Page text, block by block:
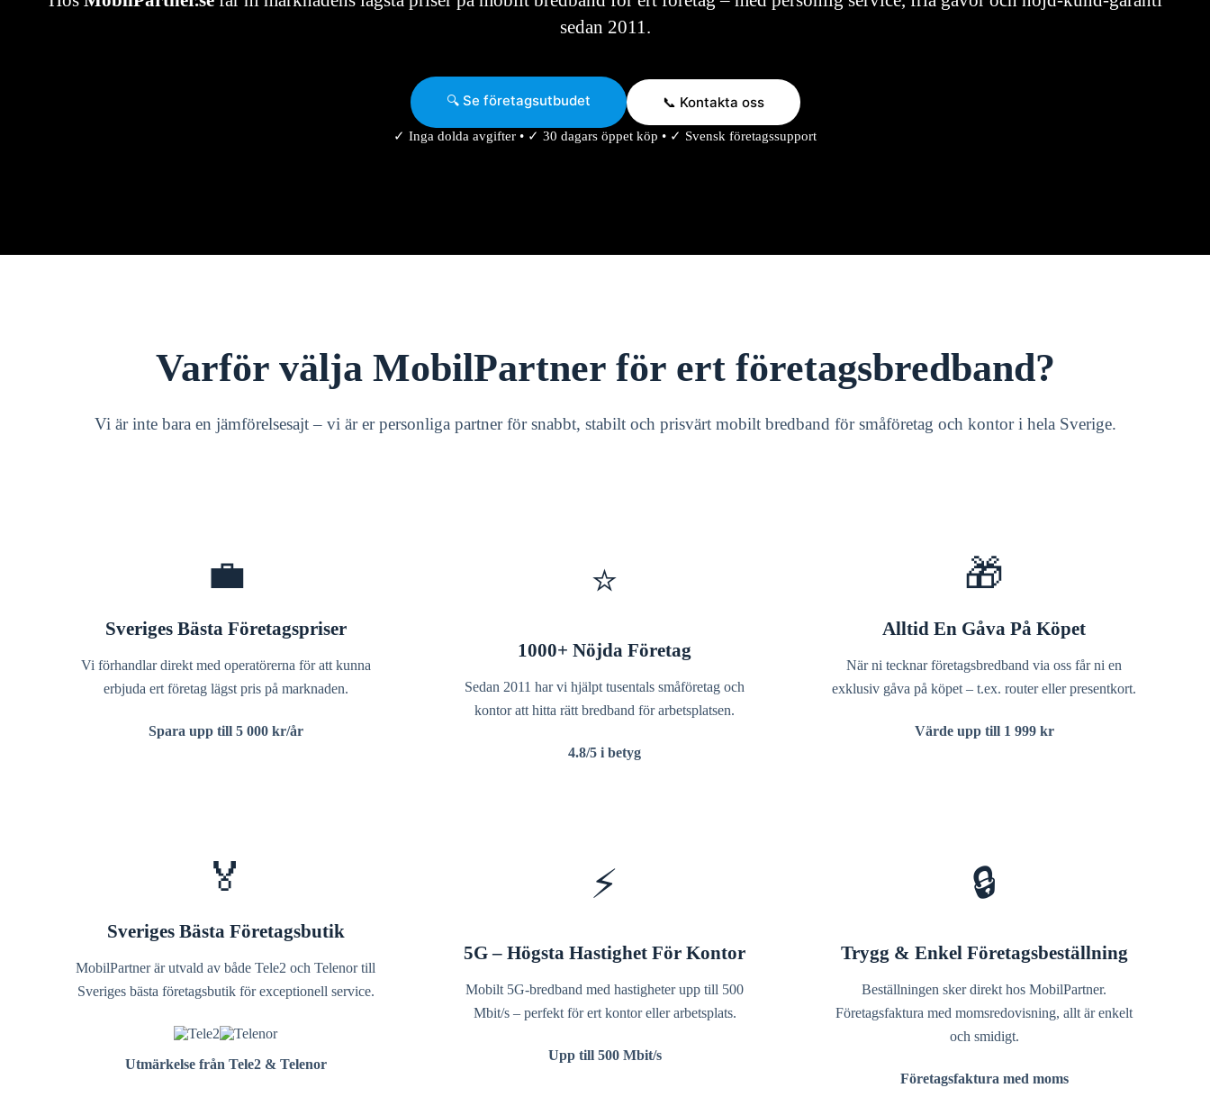
sedan 2011.
🔍 Se företagsutbudet 📞 Kontakta oss
✓ Inga dolda avgifter • ✓ 30 dagars öppet köp • ✓ Svensk företagssupport
Varför välja MobilPartner för ert företagsbredband?
Vi är inte bara en jämförelsesajt – vi är er personliga partner för snabbt, stabilt och prisvärt mobilt bredband för småföretag och kontor i hela Sverige.
💼
Sveriges Bästa Företagspriser
Vi förhandlar direkt med operatörerna för att kunna
erbjuda ert företag lägst pris på marknaden.
Spara upp till 5 000 kr/år
⭐
1000+ Nöjda Företag
Sedan 2011 har vi hjälpt tusentals småföretag och
kontor att hitta rätt bredband för arbetsplatsen.
4.8/5 i betyg
🎁
Alltid En Gåva På Köpet
När ni tecknar företagsbredband via oss får ni en
exklusiv gåva på köpet – t.ex. router eller presentkort.
Värde upp till 1 999 kr
🏅
Sveriges Bästa Företagsbutik
MobilPartner är utvald av både Tele2 och Telenor till
Sveriges bästa företagsbutik för exceptionell service.
Utmärkelse från Tele2 & Telenor
⚡
5G – Högsta Hastighet För Kontor
Mobilt 5G-bredband med hastigheter upp till 500
Mbit/s – perfekt för ert kontor eller arbetsplats.
Upp till 500 Mbit/s
🔒
Trygg & Enkel Företagsbeställning
Beställningen sker direkt hos MobilPartner.
Företagsfaktura med momsredovisning, allt är enkelt
och smidigt.
Företagsfaktura med moms